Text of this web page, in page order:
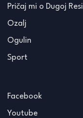
Pričaj mi o Dugoj Resi
Ozalj
Ogulin
Sport
Facebook
Youtube